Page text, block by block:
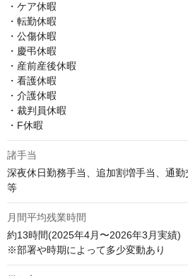
・ケア休暇
・転勤休暇
・公傷休暇
・慶弔休暇
・産前産後休暇
・看護休暇
・介護休暇
・裁判員休暇
・F休暇
諸手当
深夜休日勤務手当、追加割増手当、通勤
等
月間平均残業時間
約13時間(2025年4月〜2026年3月実績)
※部署や時期によって多少変動あり